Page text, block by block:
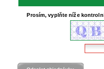
Prosím, vyplňte níže